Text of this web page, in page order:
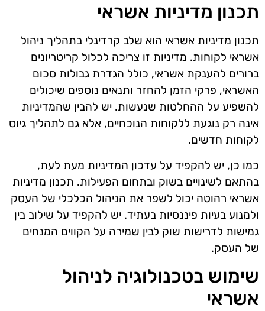
תכנון מדיניות אשראי
תכנון מדיניות אשראי הוא שלב קרדינלי בתהליך ניהול
אשראי לקוחות. מדיניות זו צריכה לכלול קריטריונים
ברורים להענקת אשראי, כולל הגדרת גבולות סכום
האשראי, פרקי הזמן להחזר ותנאים נוספים שיכולים
להשפיע על ההחלטות שנעשות. יש להבין שהמדיניות
אינה רק נוגעת ללקוחות הנוכחיים, אלא גם לתהליך גיוס
לקוחות חדשים.
כמו כן, יש להקפיד על עדכון המדיניות מעת לעת,
בהתאם לשינויים בשוק ובתחום הפעילות. תכנון מדיניות
אשראי רהוטה יכול לשפר את הניהול הכלכלי של העסק
ולמנוע בעיות פיננסיות בעתיד. יש להקפיד על שילוב בין
גמישות לדרישות שוק לבין שמירה על הקווים המנחים
של העסק.
שימוש בטכנולוגיה לניהול
אשראי